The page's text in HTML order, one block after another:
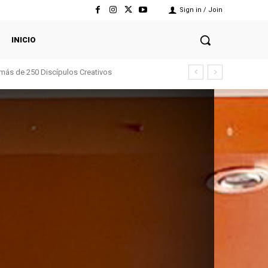
Sign in / Join
INICIO
de 250 Discípulos Creativos